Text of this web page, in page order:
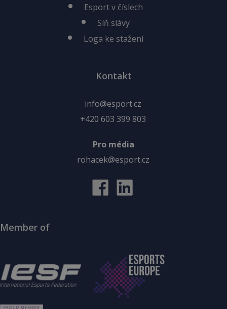
Esport v číslech
Síň slávy
Loga ke stažení
Kontakt
info@esport.cz
+420 603 399 803
Pro média
rohacek@esport.cz
Member of